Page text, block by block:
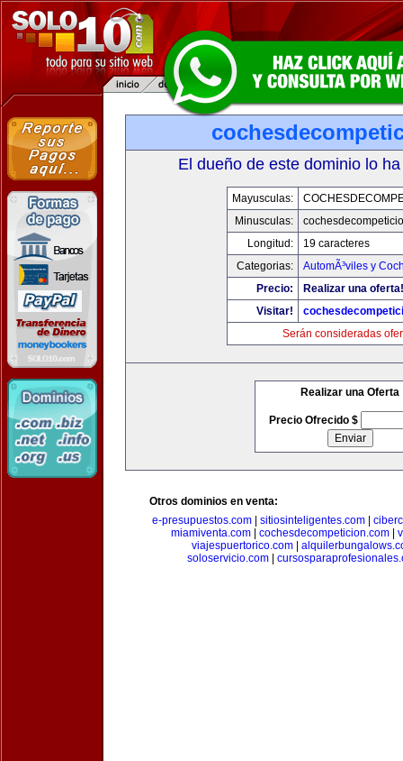
El dueño de este dominio lo
Mayusculas:
Minusculas:
Longitud:
19 caracteres
Categorias:
AutomÃ³viles y
Precio:
Realizar una oferta!
Visitar!
Serán consideradas
Realizar una Oferta
Precio Ofrecido $
Otros dominios en venta:
e-presupuestos.com
sitiosinteligentes.com
miamiventa.com
cochesdecompeticion.com
viajespuertorico.com|
soloservicio.com|